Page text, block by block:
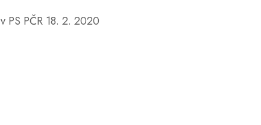
PS PČR 18. 2. 2020